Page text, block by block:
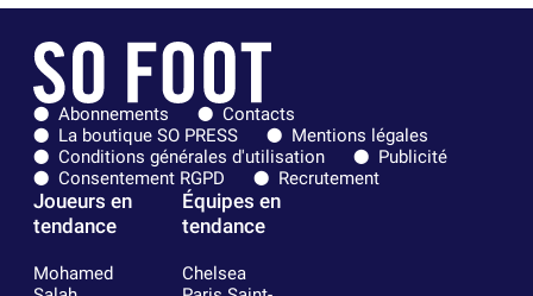
Abonnements
Contacts
La boutique SO PRESS
Mentions légales
Conditions générales d'utilisation
Publicité
Consentement RGPD
Recrutement
Joueurs en
tendance
Mohamed
Équipes en
tendance
Chelsea